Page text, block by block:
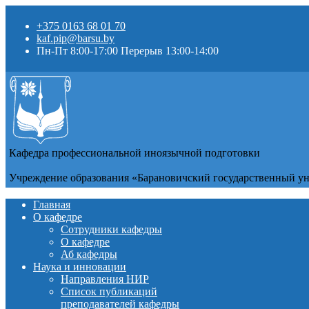
+375 0163 68 01 70
kaf.pip@barsu.by
Пн-Пт 8:00-17:00 Перерыв 13:00-14:00
Кафедра профессиональной иноязычной подготовки
Учреждение образования «Барановичский государственный
Главная
О кафедре
Сотрудники кафедры
О кафедре
Аб кафедры
Наука и инновации
Направления НИР
Список публикаций
преподавателей кафедры